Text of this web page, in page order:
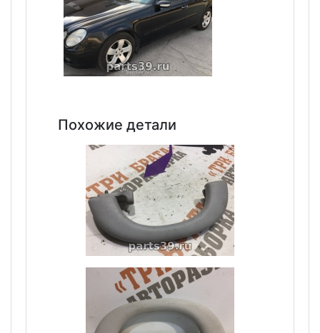
Похожие детали